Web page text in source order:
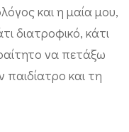
και η μαία μου,
διατροφικό, κάτι
να πετάξω
και τη